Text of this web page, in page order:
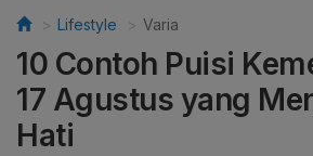
Lifestyle Varia
10 Contoh Puisi
17 Agustus yang
Hati